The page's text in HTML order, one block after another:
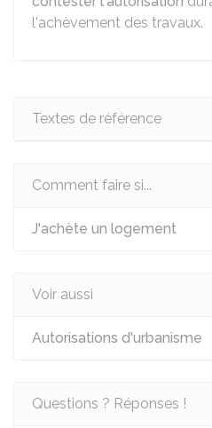
l'achèvement des travaux.
Textes de référence
Comment faire si...
J'achète un logement
Voir aussi
Autorisations d'urbanisme
Questions ? Réponses !